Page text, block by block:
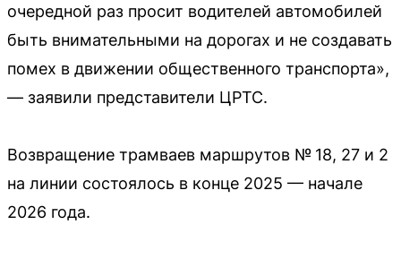
очередной раз просит водителей автомобилей
быть внимательными на дорогах и не создавать
помех в движении общественного транспорта»,
— заявили представители ЦРТС.
Возвращение трамваев маршрутов № 18, 27 и 2
на линии состоялось в конце 2025 — начале
2026 года.